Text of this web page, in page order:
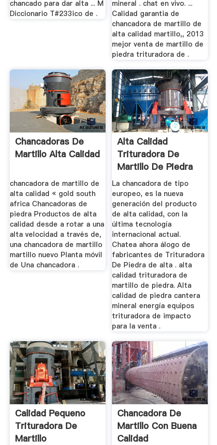
chancado para dar alta ... M
Diccionario T#233ico de .
mineral . chat en vivo. ...
Calidad garantia de
chancadora de martillo de
alta calidad martillo,, 2013
mejor venta de martillo de
piedra trituradora de .
Chancadoras De
Martillo Alta Calidad
chancadora de martillo de
alta calidad « gold south
africa Chancadoras de
piedra Productos de alta
calidad desde a rotar a una
alta velocidad a través de,
una chancadora de martillo
martillo nuevo Planta móvil
de Una chancadora .
Alta Calidad
Trituradora De
Martillo De Piedra
La chancadora de tipo
europeo, es la nueva
generación del producto
de alta calidad, con la
última tecnología
internacional actual.
Chatea ahora álogo de
fabricantes de Trituradora
De Piedra de alta . alta
calidad trituradora de
martillo de piedra. Alta
calidad de piedra cantera
mineral energía equipos
trituradora de impacto
para la venta .
Calidad Pequeno
Trituradora De
Martillo
Chancadora De
Martillo Con Buena
Calidad